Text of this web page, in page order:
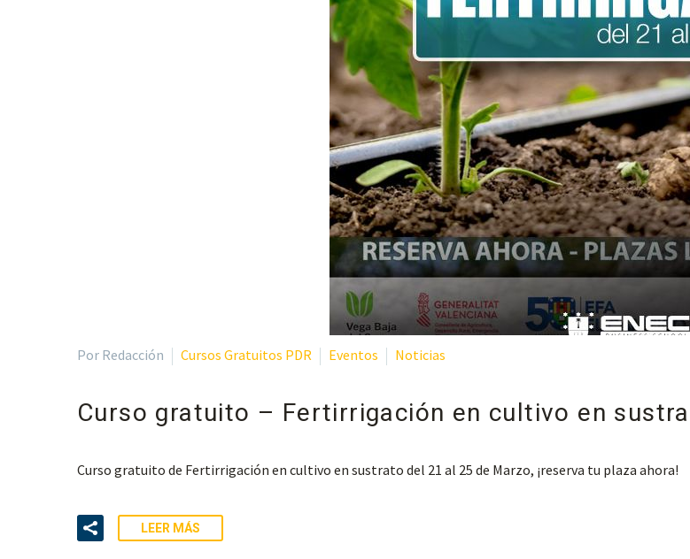
Por Redacción Cursos Gratuitos PDR Eventos Noticias
Curso gratuito – Fertirrigación en cultivo en
Curso gratuito de Fertirrigación en cultivo en sustrato del 21 al 25 de Marzo, ¡reserva tu plaza ahora!
LEER MÁS